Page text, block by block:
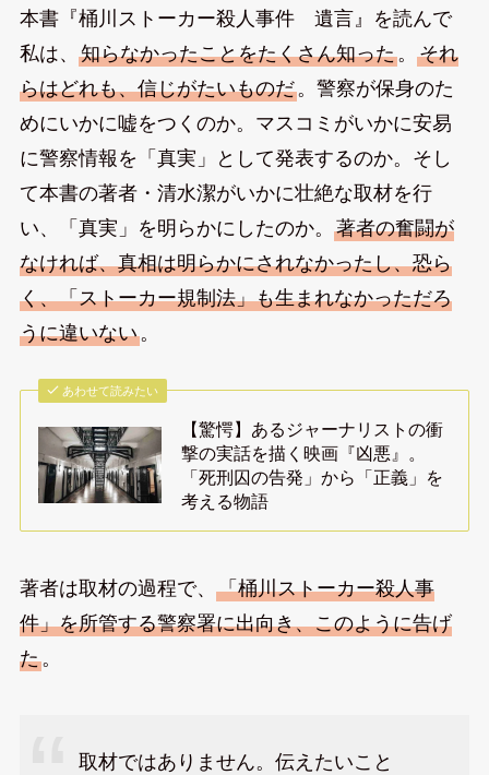
本書『桶川ストーカー殺人事件 遺言』を読んで
私は、 知らなかったことをたくさん知った。 それ
らはどれも、信じがたいものだ。警察が保身のた
めにいかに嘘をつくのか。マスコミがいかに安易
に警察情報を「真実」として発表するのか。そし
て本書の著者・清水潔がいかに壮絶な取材を行
い、「真実」を明らかにしたのか。 著者の奮闘が
なければ、真相は明らかにされなかったし、恐ら
く、「ストーカー規制法」も生まれなかっただろ
うに違いない。
あわせて読みたい
【驚愕】あるジャーナリストの衝
撃の実話を描く映画『凶悪』。
「死刑囚の告発」から「正義」を
考える物語
著者は取材の過程で、 「桶川ストーカー殺人事
件」を所管する警察署に出向き、このように告げ
た。
取材ではありません。伝えたいこと